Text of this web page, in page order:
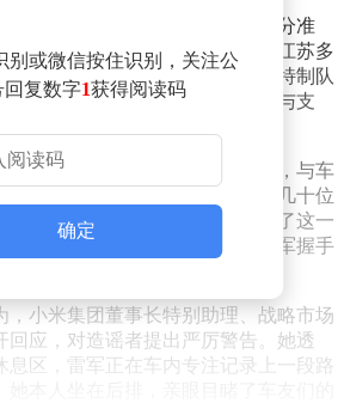
盐城当地的米粉和车友们做了充分准
地方特色的欢迎横幅，还展示了江苏多
们还准备了苏超盐城队的球衣、特制队
特产西瓜，以表达对雷军的欢迎与支
证实，雷军本人表现得十分亲切，与车
存在传闻中的冲突。据介绍，这几十位
务区的，现场数百名路人也见证了这一
序，不少车友甚至主动放弃与雷军握手
外围守护。
，小米集团董事长特别助理、战略市场
回应，对造谣者提出严厉警告。她透
息区，雷军正在车内专注记录上一段路
别或微信按住识别，关注公
回复数字1获得阅读码
确定